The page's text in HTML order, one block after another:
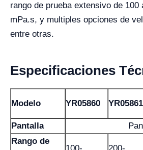
rango de prueba extensivo de 100
mPa.s, y multiples opciones de
entre otras.
Especificaciones
Modelo YR05860 YR05861
Pantalla
Rango de